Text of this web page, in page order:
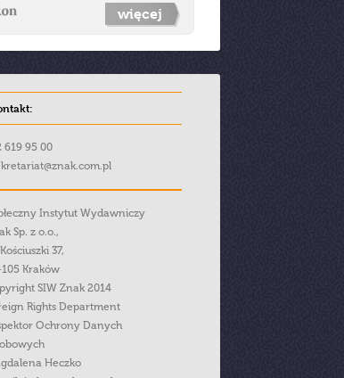
więcej
619 95 00
Instytut Wydawniczy
Sp. z o.o.,
37,
Kraków
SIW Znak 2014
Rights Department
Ochrony Danych
Heczko